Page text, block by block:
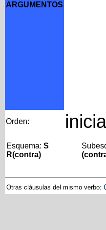
ARGUMENTOS
Orden:
Esquema: S
R(contra)
Otras cláusulas del mismo verbo: